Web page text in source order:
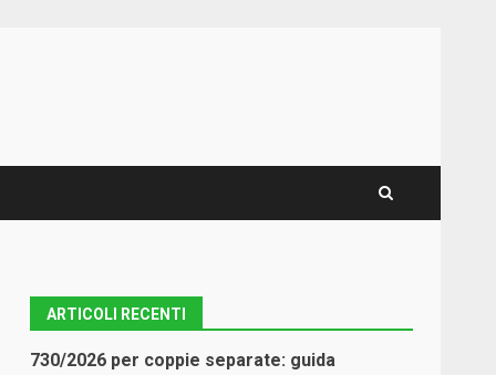
ARTICOLI RECENTI
730/2026 per coppie separate: guida